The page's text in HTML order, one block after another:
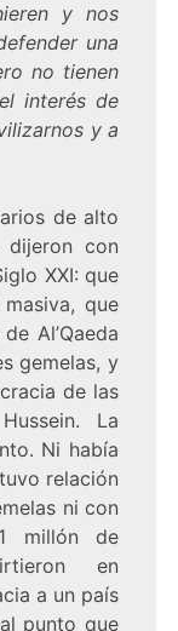
y nos
una
no tienen
interés de
y a
de alto
con
XXI: que
que
Al’Qaeda
gemelas, y
de las
La
Ni había
relación
ni con
millón de
en
a un país
punto que